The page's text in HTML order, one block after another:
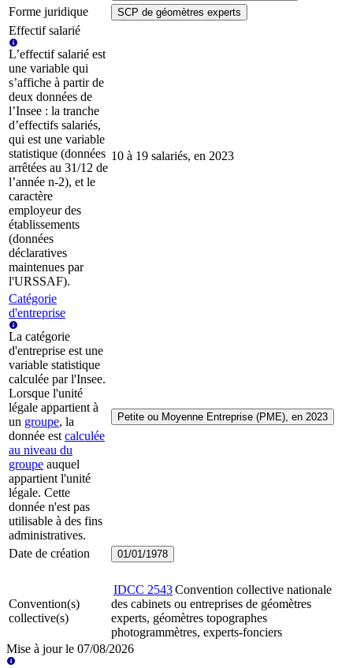
Forme juridique SCP de géomètres experts
Effectif salarié
L’effectif salarié est
une variable qui
s’affiche à partir de
deux données de
l’Insee : la tranche
d’effectifs salariés,
qui est une variable
statistique (données
arrêtées au 31/12 de
l’année n-2), et le
caractère
employeur des
établissements
(données
déclaratives
maintenues par
l'URSSAF).
10 à 19 salariés, en 2023
Catégorie
d'entreprise
La catégorie
d'entreprise est une
variable statistique
calculée par l'Insee.
Lorsque l'unité
légale appartient à
un groupe, la
donnée est calculée
au niveau du
groupe auquel
appartient l'unité
légale. Cette
donnée n'est pas
utilisable à des fins
administratives.
Petite ou Moyenne Entreprise (PME), en 2023
Date de création 01/01/1978
Convention(s)
collective(s)
IDCC 2543Convention collective nationale
des cabinets ou entreprises de géomètres
experts, géomètres topographes
photogrammètres, experts-fonciers
Mise à jour le 07/08/2026